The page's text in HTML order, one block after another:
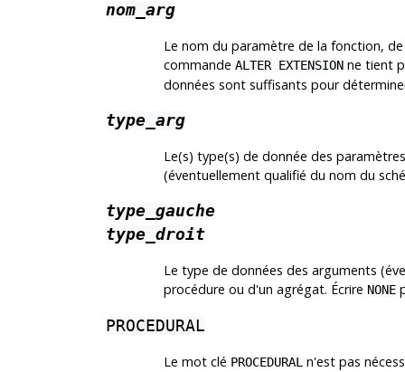
nom_arg
Le nom du paramètre de la fonction,
commande ALTER EXTENSIONne tient
données sont suffisants pour
type_arg
Le(s) type(s) de donnée des
(éventuellement qualifié du nom du
type_gauche
type_droit
Le type de données des arguments
procédure ou d'un agrégat. Écrire NONE
PROCEDURAL
Le mot clé PROCEDURAL n'est pas